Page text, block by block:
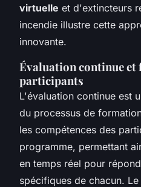
virtuelle et d'extincteurs
incendie illustre cette
innovante.
Évaluation continue et
participants
L'évaluation continue est
du processus de
les compétences des
programme, permettant
en temps réel pour
spécifiques de chacun.